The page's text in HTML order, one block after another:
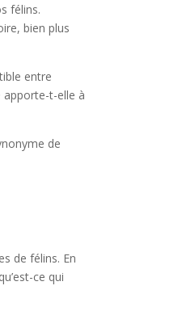
félins.
bien plus
entre
apporte-t-elle à
de
de félins. En
ce qui